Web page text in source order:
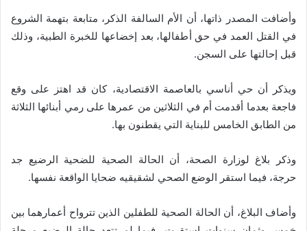
وأضافت المصدر ذاتها، أن الأم السالفة الذكر، متابعة بتهمة الشروع
في القتل العمد في حق أطفالها، بعد إخضاعها للخبرة الطبية، وذلك
قبل إحالتها على السجن.
ويذكر أن حي أناسي بالعاصمة الاقتصادية، كان قد اهتز على وقع
فاجعة بعدما أقدمت أم في الثلاثين من عمرها على رمي أبنائها الثلاثة
من الطابق الخامس للبناية التي يقطنون بها.
وذكر بلاغ لوزارة الصحة، أن الحالة الصحية للضحية الرضيع جد
حرجة، فيما استقر الوضع الصحي لشقيقيه ضحايا الواقعة نفسها.
وأضاف البلاغ، أن الحالة الصحية للطفلين الذين تترواح أعمارهما بين